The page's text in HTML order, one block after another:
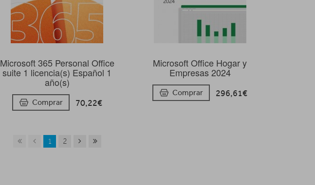
Microsoft 365 Personal Office
suite 1 licencia(s) Español 1
año(s)
Comprar 70,22€
Microsoft Office Hogar y
Empresas 2024
Comprar 296,61€
1 2